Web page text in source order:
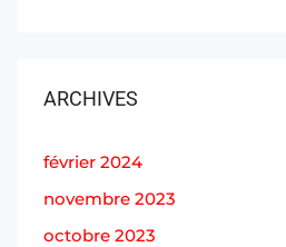
ARCHIVES
février 2024
novembre 2023
octobre 2023